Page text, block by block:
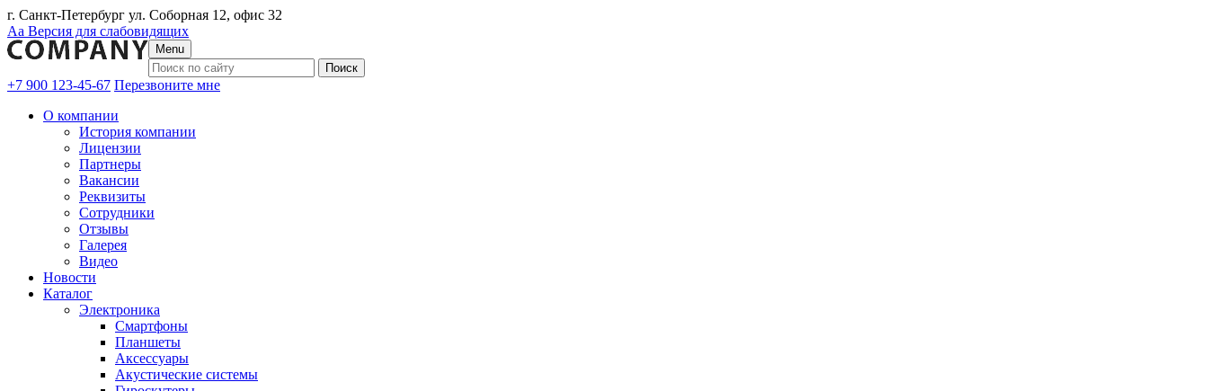
г. Санкт-Петербург ул. Соборная 12, офис 32
Аа Версия для слабовидящих
Menu
+7 900 123-45-67 Перезвоните мне
О компании
История компании
Лицензии
Партнеры
Вакансии
Реквизиты
Сотрудники
Отзывы
Галерея
Видео
Новости
Каталог
Электроника
Смартфоны
Планшеты
Аксессуары
Акустические системы